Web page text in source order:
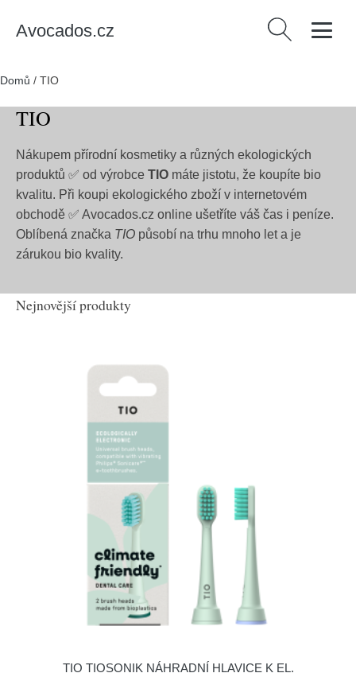
Avocados.cz Vyhledávání
Domů / TIO
TIO
Nákupem přírodní kosmetiky a různých ekologických
produktů ✅ od výrobce TIO máte jistotu, že koupíte bio
kvalitu. Při koupi ekologického zboží v internetovém
obchodě ✅ Avocados.cz online ušetříte váš čas i peníze.
Oblíbená značka TIO působí na trhu mnoho let a je
zárukou bio kvality.
Nejnovější produkty
TIO TIOSONIK NÁHRADNÍ HLAVICE K EL.